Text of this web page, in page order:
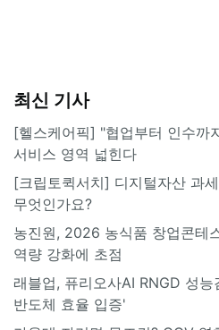
최신 기사
[헬스케어픽] "협업부터 인수까
서비스 영역 넓힌다
[크립토퀵서치] 디지털자산 과
무엇인가요?
농진원, 2026 농식품 창업콘테
역량 강화에 초점
래블업, 퓨리오사AI RNGD 성능
반도체 효율 입증'